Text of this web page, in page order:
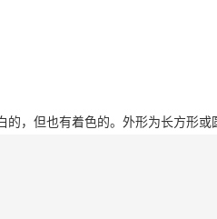
的，但也有着色的。外形为长方形或